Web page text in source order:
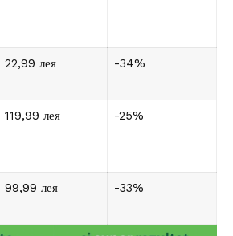
22,99 лея -34%
119,99 лея -25%
99,99 лея -33%